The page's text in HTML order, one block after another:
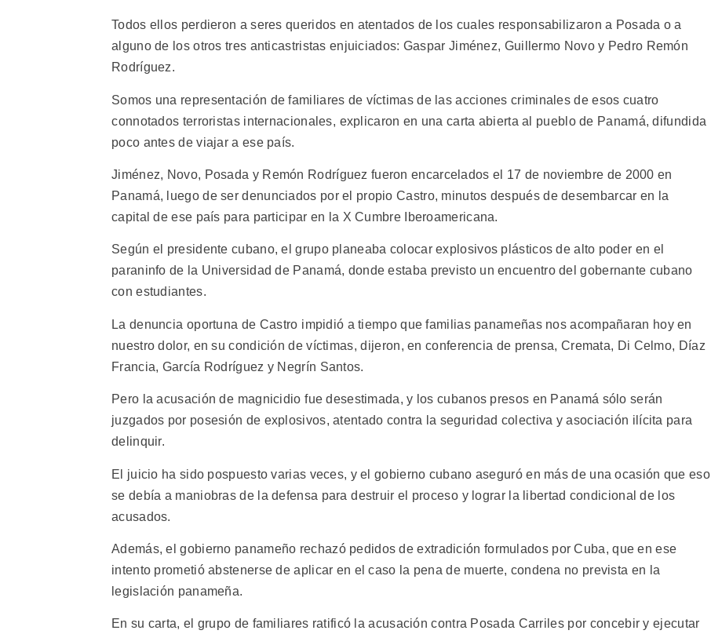
Todos ellos perdieron a seres queridos en atentados de los cuales responsabilizaron a Posada o a
alguno de los otros tres anticastristas enjuiciados: Gaspar Jiménez, Guillermo Novo y Pedro Remón
Rodríguez.
Somos una representación de familiares de víctimas de las acciones criminales de esos cuatro
connotados terroristas internacionales, explicaron en una carta abierta al pueblo de Panamá, difundida
poco antes de viajar a ese país.
Jiménez, Novo, Posada y Remón Rodríguez fueron encarcelados el 17 de noviembre de 2000 en
Panamá, luego de ser denunciados por el propio Castro, minutos después de desembarcar en la
capital de ese país para participar en la X Cumbre Iberoamericana.
Según el presidente cubano, el grupo planeaba colocar explosivos plásticos de alto poder en el
paraninfo de la Universidad de Panamá, donde estaba previsto un encuentro del gobernante cubano
con estudiantes.
La denuncia oportuna de Castro impidió a tiempo que familias panameñas nos acompañaran hoy en
nuestro dolor, en su condición de víctimas, dijeron, en conferencia de prensa, Cremata, Di Celmo, Díaz
Francia, García Rodríguez y Negrín Santos.
Pero la acusación de magnicidio fue desestimada, y los cubanos presos en Panamá sólo serán
juzgados por posesión de explosivos, atentado contra la seguridad colectiva y asociación ilícita para
delinquir.
El juicio ha sido pospuesto varias veces, y el gobierno cubano aseguró en más de una ocasión que eso
se debía a maniobras de la defensa para destruir el proceso y lograr la libertad condicional de los
acusados.
Además, el gobierno panameño rechazó pedidos de extradición formulados por Cuba, que en ese
intento prometió abstenerse de aplicar en el caso la pena de muerte, condena no prevista en la
legislación panameña.
En su carta, el grupo de familiares ratificó la acusación contra Posada Carriles por concebir y ejecutar